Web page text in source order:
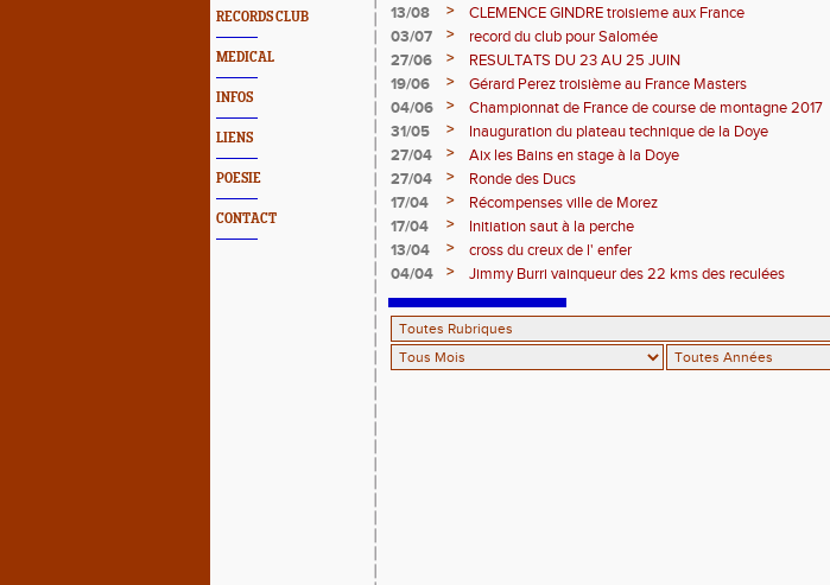
RECORDS CLUB
MEDICAL
INFOS
LIENS
POESIE
CONTACT
13/08
>
CLEMENCE GINDRE troisieme aux France
03/07
>
record du club pour Salomée
27/06
>
RESULTATS DU 23 AU 25 JUIN
19/06
>
Gérard Perez troisième au France Masters
04/06
>
Championnat de France de course de montagne 2017
31/05
>
Inauguration du plateau technique de la Doye
27/04
>
Aix les Bains en stage à la Doye
27/04
>
Ronde des Ducs
17/04
>
Récompenses ville de Morez
17/04
>
Initiation saut à la perche
13/04
>
cross du creux de l' enfer
04/04
> Jimmy Burri vainqueur des 22 kms des reculées